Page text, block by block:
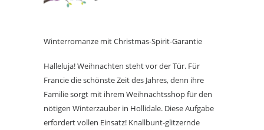
Winterromanze mit Christmas-Spirit-Garantie
Halleluja! Weihnachten steht vor der Tür. Für
Francie die schönste Zeit des Jahres, denn ihre
Familie sorgt mit ihrem Weihnachtsshop für den
nötigen Winterzauber in Hollidale. Diese Aufgabe
erfordert vollen Einsatz! Knallbunt-glitzernde